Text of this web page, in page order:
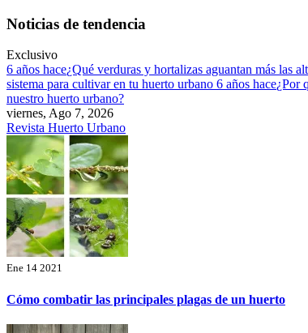
Saltar
contenido
Noticias de tendencia
Exclusivo
6 años hace¿Qué verduras y hortalizas aguantan más las
sistema para cultivar en tu huerto urbano 6 años hace¿Por
nuestro huerto urbano?
viernes, Ago 7, 2026
Revista Huerto Urbano
Ene 14 2021
Cómo combatir las principales plagas de un huerto